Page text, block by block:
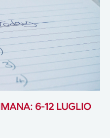
6-12 LUGLIO